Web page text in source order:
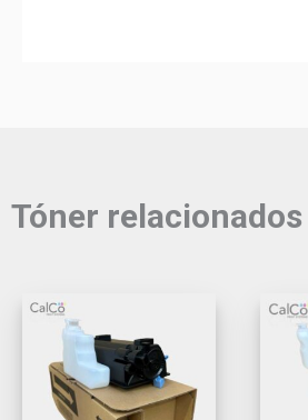
Tóner relacionados